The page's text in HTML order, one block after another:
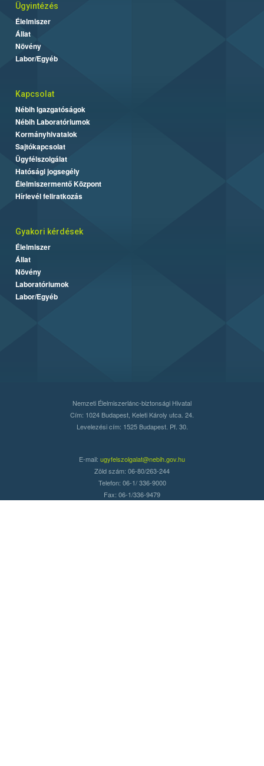
Ügyintézés
Élelmiszer
Állat
Növény
Labor/Egyéb
Kapcsolat
Nébih Igazgatóságok
Nébih Laboratóriumok
Kormányhivatalok
Sajtókapcsolat
Ügyfélszolgálat
Hatósági jogsegély
Élelmiszermentő Központ
Hírlevél feliratkozás
Gyakori kérdések
Élelmiszer
Állat
Növény
Laboratóriumok
Labor/Egyéb
Nemzeti Élelmiszerlánc-biztonsági Hivatal
Cím: 1024 Budapest, Keleti Károly utca. 24.
Levelezési cím: 1525 Budapest. Pf. 30.
E-mail: ugyfelszolgalat@nebih.gov.hu
Zöld szám: 06-80/263-244
Telefon: 06-1/ 336-9000
Fax: 06-1/336-9479